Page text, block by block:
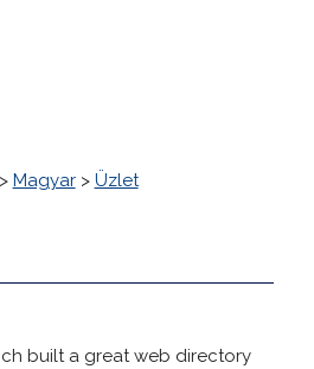
Magyar> Üzlet
built a great web directory